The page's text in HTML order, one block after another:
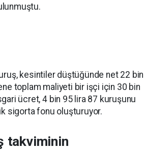
kesintiler düştüğünde net 22 bin
toplam maliyeti bir işçi için 30 bin
ücret, 4 bin 95 lira 87 kuruşunu
sigorta fonu oluşturuyor.
takviminin